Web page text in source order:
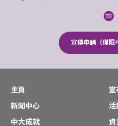
宣傳申請（僅限
主頁
宣
新聞中心
活
中大成就
資